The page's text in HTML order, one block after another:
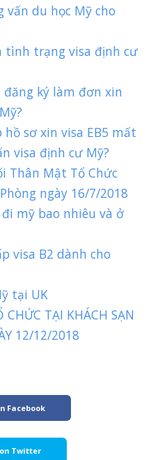
vấn du học Mỹ cho
tình trạng visa định cư
ký làm đơn xin
sơ xin visa EB5 mất
visa định cư Mỹ?
Thân Mật Tổ Chức
ngày 16/7/2018
mỹ bao nhiêu và ở
visa B2 dành cho
tại UK
TẠI KHÁCH SẠN
12/12/2018
Facebook
Twitter